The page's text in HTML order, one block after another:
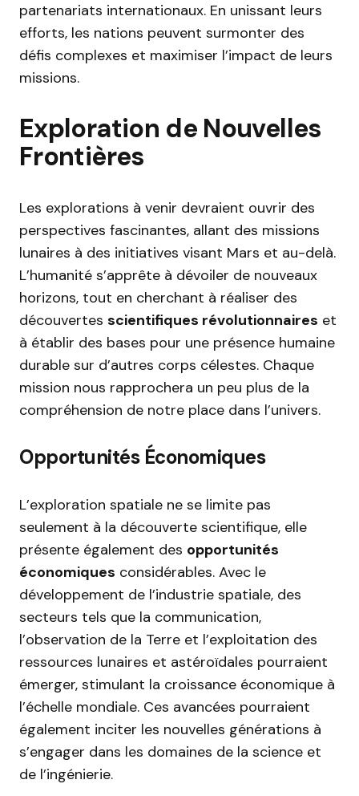
partenariats internationaux. En unissant leurs
efforts, les nations peuvent surmonter des
défis complexes et maximiser l’impact de leurs
missions.
Exploration de Nouvelles
Frontières
Les explorations à venir devraient ouvrir des
perspectives fascinantes, allant des missions
lunaires à des initiatives visant Mars et au-delà.
L’humanité s’apprête à dévoiler de nouveaux
horizons, tout en cherchant à réaliser des
découvertes scientifiques révolutionnaires et
à établir des bases pour une présence humaine
durable sur d’autres corps célestes. Chaque
mission nous rapprochera un peu plus de la
compréhension de notre place dans l’univers.
Opportunités Économiques
L’exploration spatiale ne se limite pas
seulement à la découverte scientifique, elle
présente également des opportunités
économiques considérables. Avec le
développement de l’industrie spatiale, des
secteurs tels que la communication,
l’observation de la Terre et l’exploitation des
ressources lunaires et astéroïdales pourraient
émerger, stimulant la croissance économique à
l’échelle mondiale. Ces avancées pourraient
également inciter les nouvelles générations à
s’engager dans les domaines de la science et
de l’ingénierie.